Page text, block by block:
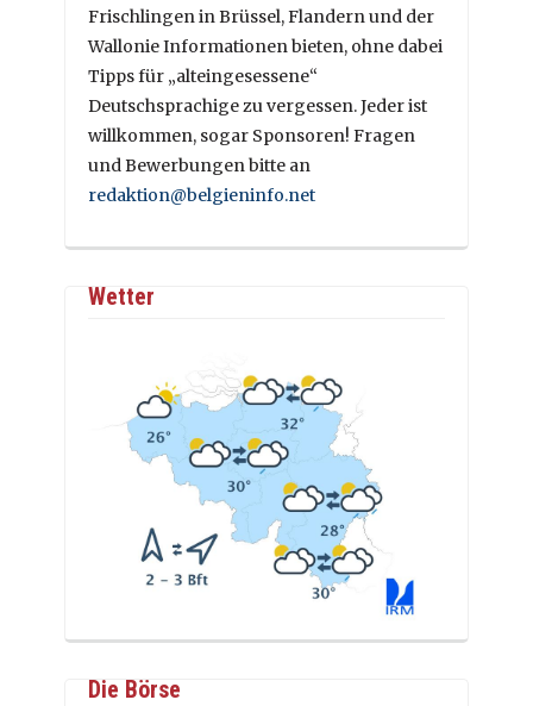
Frischlingen in Brüssel, Flandern und der
Wallonie Informationen bieten, ohne dabei
Tipps für „alteingesessene“
Deutschsprachige zu vergessen. Jeder ist
willkommen, sogar Sponsoren! Fragen
und Bewerbungen bitte an
redaktion@belgieninfo.net
Wetter
Die Börse